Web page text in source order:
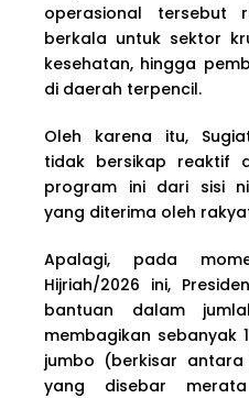
operasional tersebut
berkala untuk sektor
kesehatan, hingga
di daerah terpencil.
Oleh karena itu,
tidak bersikap reaktif
program ini dari sisi
yang diterima oleh
Apalagi, pada
Hijriah/2026 ini,
bantuan dalam
membagikan sebanyak
jumbo (berkisar
yang disebar